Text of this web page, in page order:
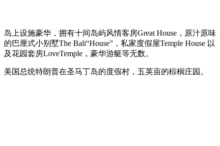
岛上设施豪华，拥有十间岛屿风情客房Great House，原汁原味
的巴厘式小别墅The Bali“House”，私家度假屋Temple House 以
及花园套房LoveTemple，豪华游艇等无数。
美国总统特朗普在圣马丁岛的度假村，五英亩的棕榈庄园。